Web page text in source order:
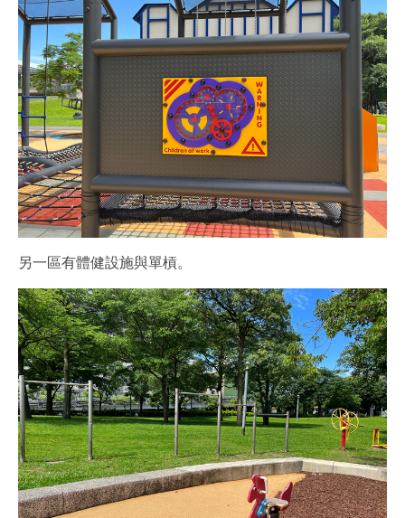
另一區有體健設施與單槓。